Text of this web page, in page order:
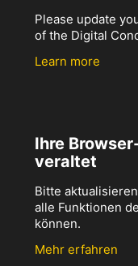
Please update
of the Digital
Learn more
Ihre
veraltet
Bitte
alle Funktionen
können.
Mehr erfahren